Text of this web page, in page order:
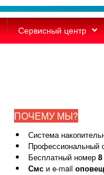
Сервисный центр
ПОЧЕМУ МЫ?
Система
Профессиональный
Бесплатный номер
Смс и e-mail